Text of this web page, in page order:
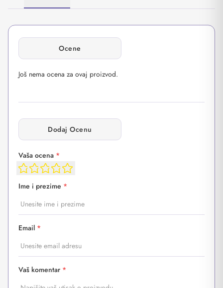
Ocene
Još nema ocena za ovaj proizvod.
Dodaj Ocenu
Vaša ocena *
Ime i prezime *
Email *
Vaš komentar *